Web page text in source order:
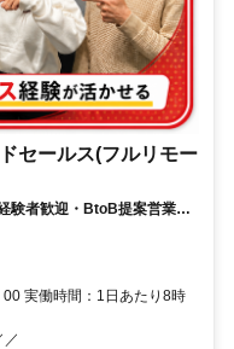
セールス(フルリモー
験者歓迎・BtoB提案営業で
実働時間：1日あたり8時
／